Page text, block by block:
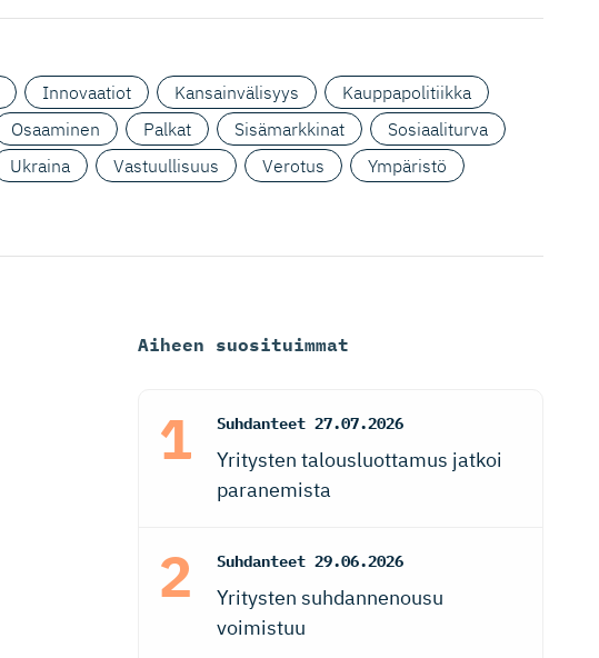
Innovaatiot Kansainvälisyys
Kauppapolitiikka
Osaaminen Palkat Sisämarkkinat
Sosiaaliturva
Ukraina Vastuullisuus Verotus
Ympäristö
Aiheen suosituimmat
Suhdanteet 27.07.2026
Yritysten talousluottamus jatkoi
paranemista
Suhdanteet 29.06.2026
Yritysten suhdannenousu
voimistuu